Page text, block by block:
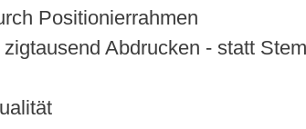
Positionierrahmen
Abdrucken - statt